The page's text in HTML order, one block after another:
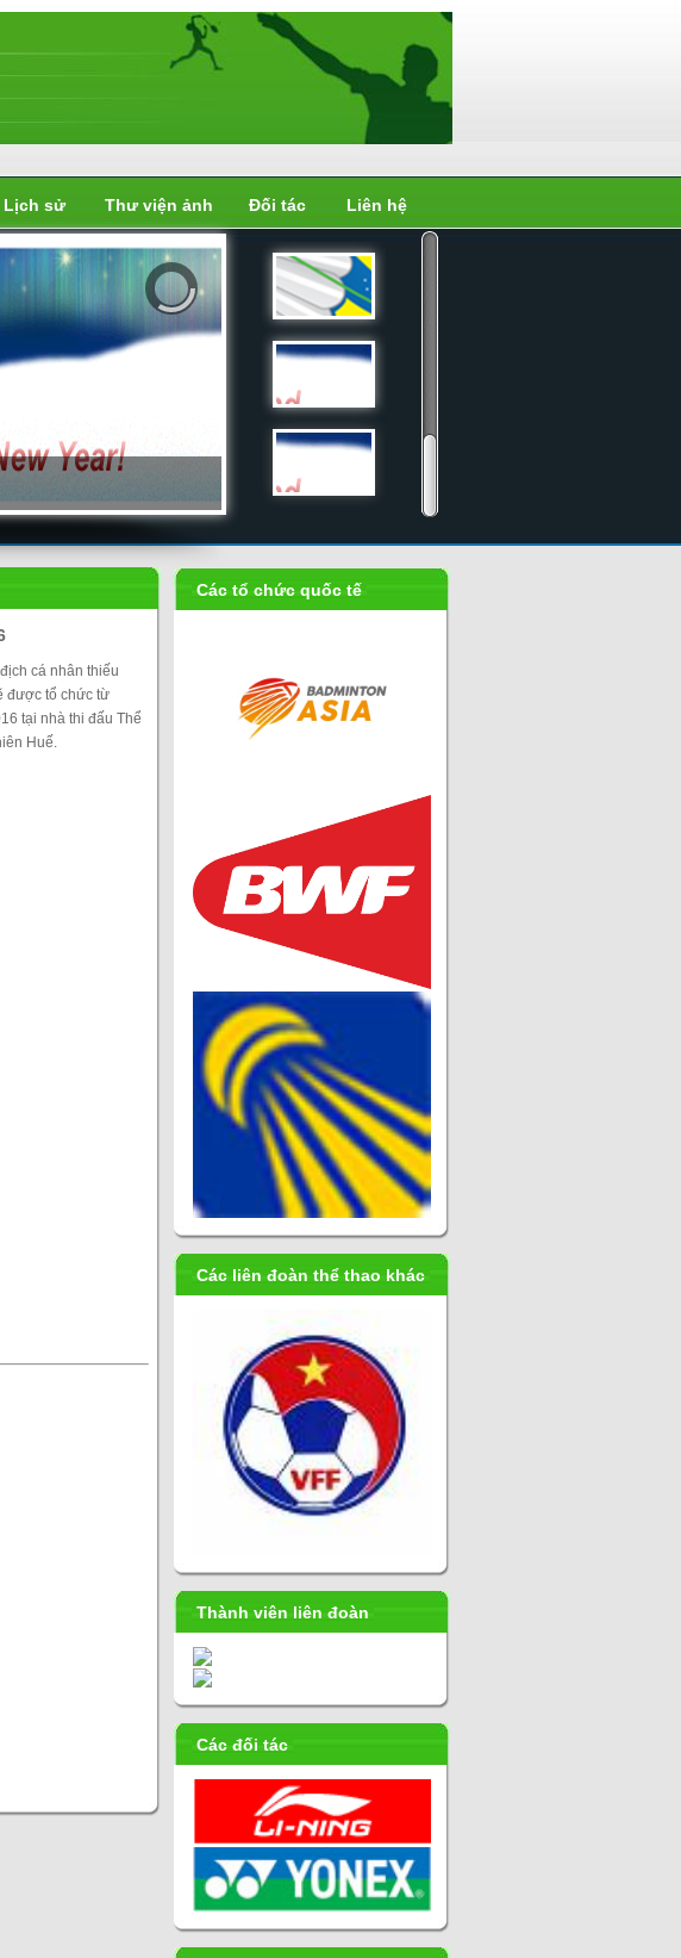
Lịch sử Thư viện ảnh Đối tác Liên hệ
cầu...
Liên đoàn
cầu...
Liên đoàn
cầu...
Liên đoàn
cá nhân thiếu
được tổ chức từ
tại nhà thi đấu Thể
Huế.
Các tổ chức quốc tế
Các liên đoàn thể thao khác
Thành viên liên đoàn
Các đối tác